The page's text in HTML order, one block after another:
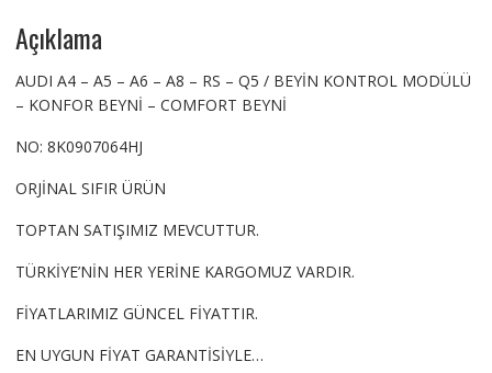
BEYNİ
adet
Açıklama
AUDI A4 – A5 – A6 – A8 – RS – Q5 / BEYİN KONTROL MODÜLÜ
– KONFOR BEYNİ – COMFORT BEYNİ
NO: 8K0907064HJ
ORJİNAL SIFIR ÜRÜN
TOPTAN SATIŞIMIZ MEVCUTTUR.
TÜRKİYE’NİN HER YERİNE KARGOMUZ VARDIR.
FİYATLARIMIZ GÜNCEL FİYATTIR.
EN UYGUN FİYAT GARANTİSİYLE…